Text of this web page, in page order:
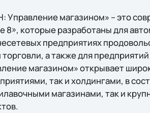
магазином» – это
которые разработаны для
предприятиях
а также для
магазином» открывает
так и холдингами, в
магазинами, так и